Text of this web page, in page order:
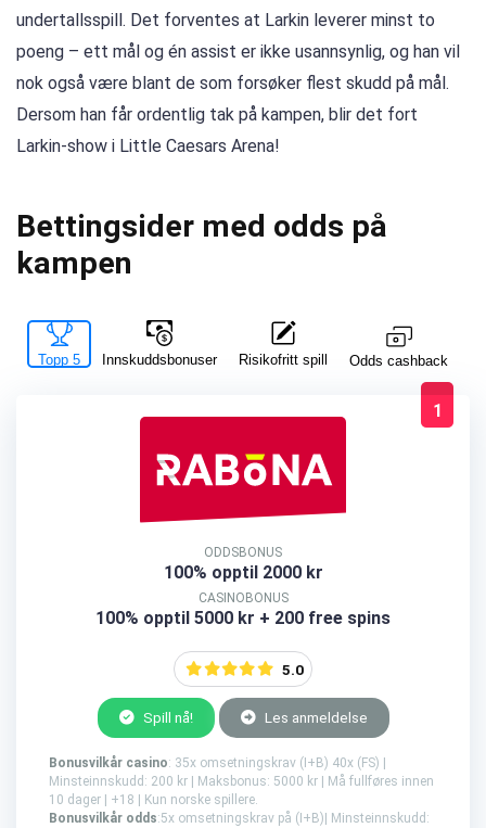
undertallsspill. Det forventes at Larkin leverer minst to
poeng – ett mål og én assist er ikke usannsynlig, og han vil
nok også være blant de som forsøker flest skudd på mål.
Dersom han får ordentlig tak på kampen, blir det fort
Larkin-show i Little Caesars Arena!
Bettingsider med odds på
kampen
Topp 5 Innskuddsbonuser Risikofritt spill Odds cashback
1
ODDSBONUS
100% opptil 2000 kr
CASINOBONUS
100% opptil 5000 kr + 200 free spins
5.0
Spill nå! Les anmeldelse
Bonusvilkår casino: 35x omsetningskrav (I+B) 40x (FS) |
Minsteinnskudd: 200 kr | Maksbonus: 5000 kr | Må fullføres innen
10 dager | +18 | Kun norske spillere.
Bonusvilkår odds:5x omsetningskrav på (I+B)| Minsteinnskudd: